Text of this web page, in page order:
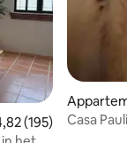
(195)
Casa